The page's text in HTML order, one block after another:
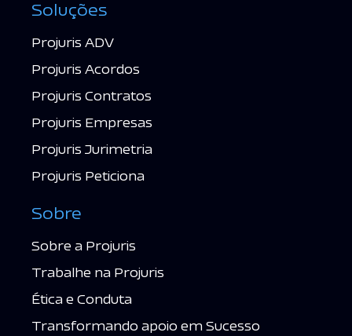
Soluções
Projuris ADV
Projuris Acordos
Projuris Contratos
Projuris Empresas
Projuris Jurimetria
Projuris Peticiona
Sobre
Sobre a Projuris
Trabalhe na Projuris
Ética e Conduta
Transformando apoio em Sucesso